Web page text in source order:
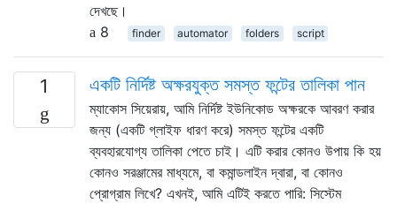
দেখছে।
8
finder automator folders script
1 একটি নির্দিষ্ট অক্ষরযুক্ত সমস্ত ফন্টের তালিকা পান
ম্যাকোস সিয়েরায়, আমি নির্দিষ্ট ইউনিকোড অক্ষরকে আবরণ করার
জন্য (একটি গ্লাইফ ধারণ করে) সমস্ত ফন্টের একটি
ব্যবহারযোগ্য তালিকা পেতে চাই। এটি করার কোনও উপায় কি হয়
কোনও সরঞ্জামের মাধ্যমে, বা কমান্ডলাইন দ্বারা, বা কোনও
প্রোগ্রাম লিখে? এখনই, আমি এটিই করতে পারি: সিস্টেম